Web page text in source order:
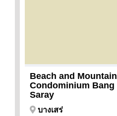
Beach and Mountain
Condominium Bang
Saray
บางเสร่